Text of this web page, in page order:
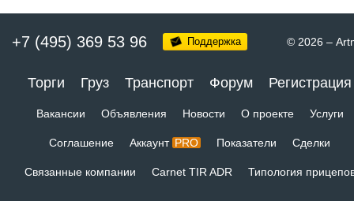
+7 (495) 369 53 96 Поддержка © 2026 –
Торги Груз Транспорт Форум Регистрация
Вакансии Объявления Новости О проекте Услуги
Соглашение Аккаунт PRO Показатели Сделки
Связанные компании Carnet TIR ADR Типология